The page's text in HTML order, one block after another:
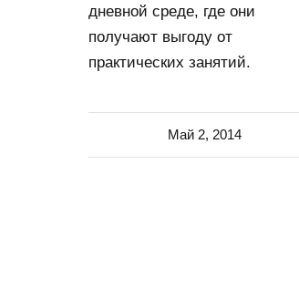
дневной среде, где они
получают выгоду от
практических занятий.
Май 2, 2014